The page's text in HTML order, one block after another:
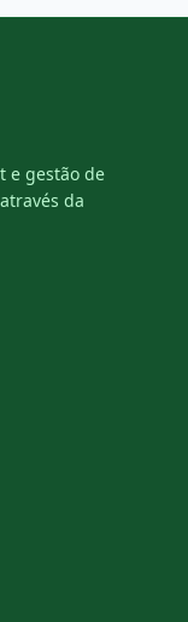
e gestão de
da